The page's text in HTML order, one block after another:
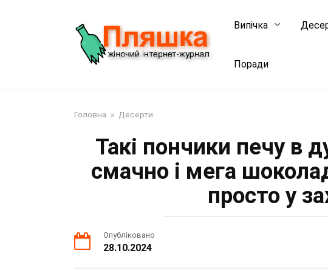
Випічка
Поради
Головна » Десерти
Такі пончики печу в
смачно і мега
просто у
Опубліковано
28.10.2024